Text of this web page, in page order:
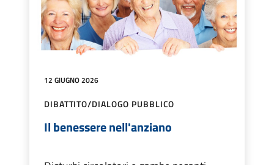
12 GIUGNO 2026
DIBATTITO/DIALOGO PUBBLICO
Il benessere nell'anziano